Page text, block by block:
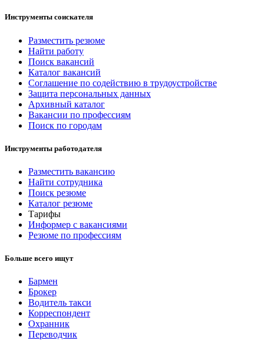
Инструменты соискателя
Разместить резюме
Найти работу
Поиск вакансий
Каталог вакансий
Соглашение по содействию в трудоустройстве
Защита персональных данных
Архивный каталог
Вакансии по профессиям
Поиск по городам
Инструменты работодателя
Разместить вакансию
Найти сотрудника
Поиск резюме
Каталог резюме
Тарифы
Информер с вакансиями
Резюме по профессиям
Больше всего ищут
Бармен
Брокер
Водитель такси
Корреспондент
Охранник
Переводчик